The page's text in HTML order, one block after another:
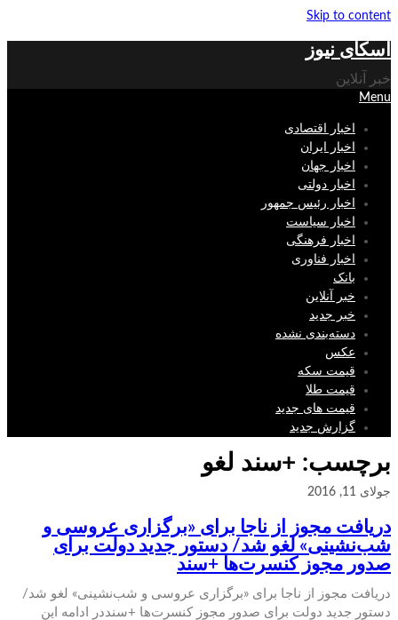
Skip to content
اسکای نیوز
خبر آنلاین
Menu
اخبار اقتصادی
اخبار ایران
اخبار جهان
اخبار دولتی
اخبار رئیس جمهور
اخبار سیاست
اخبار فرهنگی
اخبار فناوری
بانک
خبر آنلاین
خبر جدید
دسته‌بندی نشده
عکس
قیمت سکه
قیمت طلا
قیمت های جدید
گزارش جدید
برچسب: +سند لغو
جولای 11, 2016
دریافت مجوز از ناجا برای «برگزاری عروسی و
شب‌نشینی» لغو شد/ دستور جدید دولت برای
صدور مجوز کنسرت‌ها +سند
دریافت مجوز از ناجا برای «برگزاری عروسی و شب‌نشینی» لغو شد/
دستور جدید دولت برای صدور مجوز کنسرت‌ها +سنددر ادامه این